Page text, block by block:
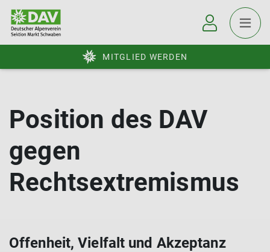
MITGLIED WERDEN
Position des DAV
gegen
Rechtsextremismus
Offenheit, Vielfalt und Akzeptanz